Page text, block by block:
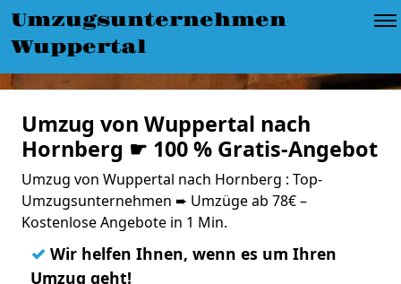
Umzugsunternehmen
Wuppertal
Umzug von Wuppertal nach
Hornberg ☛ 100 % Gratis-Angebot
Umzug von Wuppertal nach Hornberg : Top-
Umzugsunternehmen ➨ Umzüge ab 78€ –
Kostenlose Angebote in 1 Min.
✓ Wir helfen Ihnen, wenn es um Ihren
Umzug geht!